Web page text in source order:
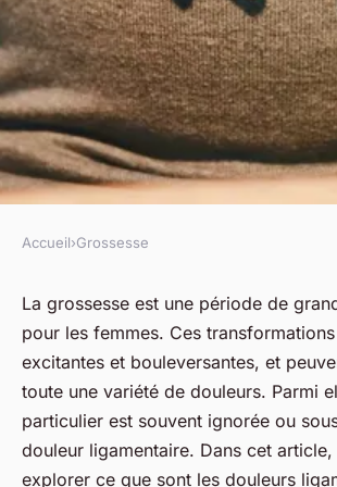
les astuces pour
douleurs
pendant la grossesse
fabienne•6 novembre 2023•5 min de
Accueil›Grossesse
La grossesse est une période de
pour les femmes. Ces
excitantes et bouleversantes, et
toute une variété de douleurs. Parmi
particulier est souvent ignorée ou
douleur ligamentaire. Dans cet
explorer ce que sont les douleurs